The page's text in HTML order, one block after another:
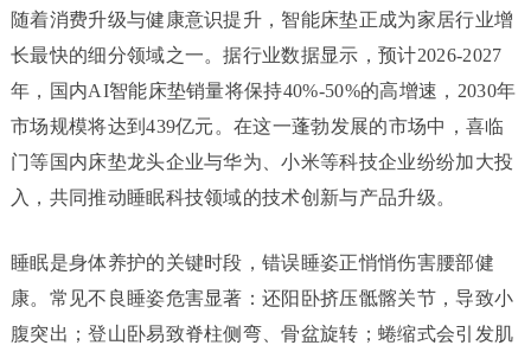
随着消费升级与健康意识提升，智能床垫正成为家居行业增
长最快的细分领域之一。据行业数据显示，预计2026-2027
年，国内AI智能床垫销量将保持40%-50%的高增速，2030年
市场规模将达到439亿元。在这一蓬勃发展的市场中，喜临
门等国内床垫龙头企业与华为、小米等科技企业纷纷加大投
入，共同推动睡眠科技领域的技术创新与产品升级。
睡眠是身体养护的关键时段，错误睡姿正悄悄伤害腰部健
康。常见不良睡姿危害显著：还阳卧挤压骶髂关节，导致小
腹突出；登山卧易致脊柱侧弯、骨盆旋转；蜷缩式会引发肌